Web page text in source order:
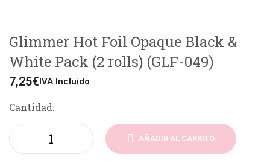
Glimmer Hot Foil Opaque Black &
White Pack (2 rolls) (GLF-049)
7,25€IVA Incluido
Cantidad:
AÑADIR AL CARRITO